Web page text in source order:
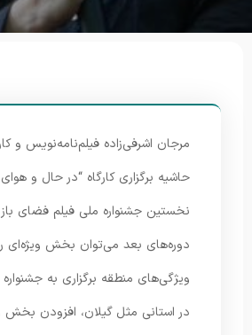
مرجان اشرفی‌زاده فیلم‌نامه‌نویس و
حاشیه برگزاری کارگاه “در حال و
نخستین جشنواره ملی فیلم فضای
دوره‌های بعد می‌توان بخش‌ ویژه‌ای
ویژگی‌های منطقه برگزاری به جشنواره
در استانی مثل گیلان، افزودن بخش